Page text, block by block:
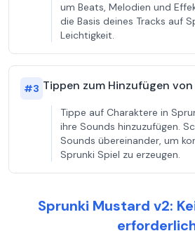
um Beats, Melodien und
die Basis deines Tracks auf
Leichtigkeit.
#3 Tippen zum Hinzufügen von
Tippe auf Charaktere in
ihre Sounds hinzuzufügen.
Sounds übereinander, um
Sprunki Spiel zu erzeugen.
Sprunki Mustard v2: